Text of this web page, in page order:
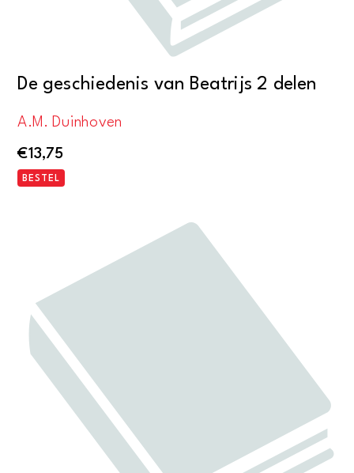
De geschiedenis van Beatrijs 2 delen
A.M. Duinhoven
€13,75
BESTEL